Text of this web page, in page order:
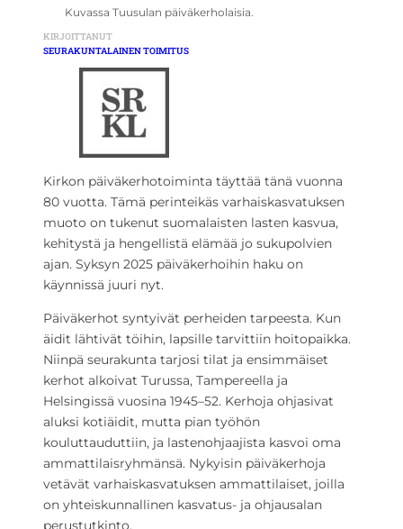
Kuvassa Tuusulan päiväkerholaisia.
KIRJOITTANUT
SEURAKUNTALAINEN TOIMITUS
Kirkon päiväkerhotoiminta täyttää tänä vuonna
80 vuotta. Tämä perinteikäs varhaiskasvatuksen
muoto on tukenut suomalaisten lasten kasvua,
kehitystä ja hengellistä elämää jo sukupolvien
ajan. Syksyn 2025 päiväkerhoihin haku on
käynnissä juuri nyt.
Päiväkerhot syntyivät perheiden tarpeesta. Kun
äidit lähtivät töihin, lapsille tarvittiin hoitopaikka.
Niinpä seurakunta tarjosi tilat ja ensimmäiset
kerhot alkoivat Turussa, Tampereella ja
Helsingissä vuosina 1945–52. Kerhoja ohjasivat
aluksi kotiäidit, mutta pian työhön
kouluttauduttiin, ja lastenohjaajista kasvoi oma
ammattilaisryhmänsä. Nykyisin päiväkerhoja
vetävät varhaiskasvatuksen ammattilaiset, joilla
on yhteiskunnallinen kasvatus- ja ohjausalan
perustutkinto.